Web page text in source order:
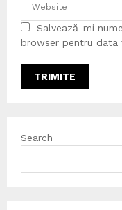
Salvează-mi
browser pentru data
Search